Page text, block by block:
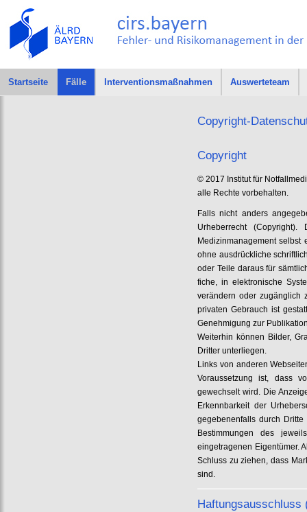
Startseite Fälle Interventionsmaßnahmen Auswerteteam
Copyright-
Copyright
© 2017 Institut für
alle Rechte vorbehalten.
Falls nicht anders
Urheberrecht
Medizinmanagement selbst
ohne ausdrückliche
oder Teile daraus für
fiche, in elektronische
verändern oder zugänglich
privaten Gebrauch ist
Genehmigung zur
Weiterhin können Bilder,
Dritter unterliegen.
Links von anderen
Voraussetzung ist, dass
gewechselt wird. Die
Erkennbarkeit der
gegebenenfalls durch
Bestimmungen des
eingetragenen Eigentümer.
Schluss zu ziehen, dass
sind.
Haftungsausschluss